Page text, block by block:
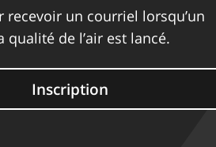
recevoir un courriel lorsqu’un
de l’air est lancé.
Inscription